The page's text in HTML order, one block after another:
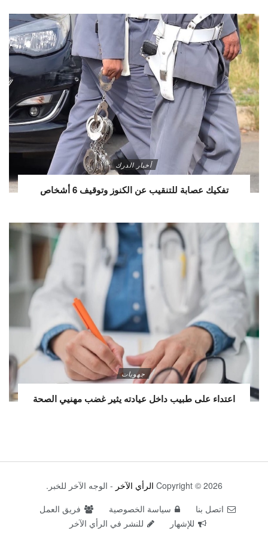
أخبار الدرك
تفكيك عصابة للتنقيب عن الكنوز وتوقيف 6 أشخاص
جهويات
اعتداء على طبيب داخل عيادته يثير غضب مهنيي الصحة
Copyright © 2026 الرأي الآخر - الوجه الآخر للخبر.
اتصل بنا
سياسة الخصوصية
فريق العمل
للإشهار
للنشر في الرأي الآخر